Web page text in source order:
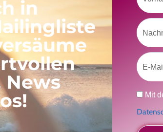
Neueste Beiträge
Ein Geschenk für dich
in
News
Email
Mit